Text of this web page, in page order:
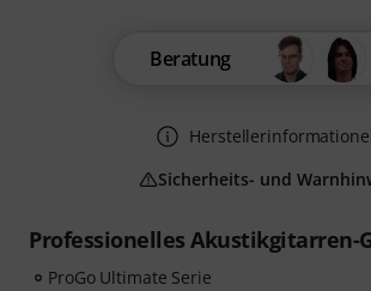
Professionelles Akustikgitarren-
ProGo Ultimate Serie
Beratung
Sicherheits- und